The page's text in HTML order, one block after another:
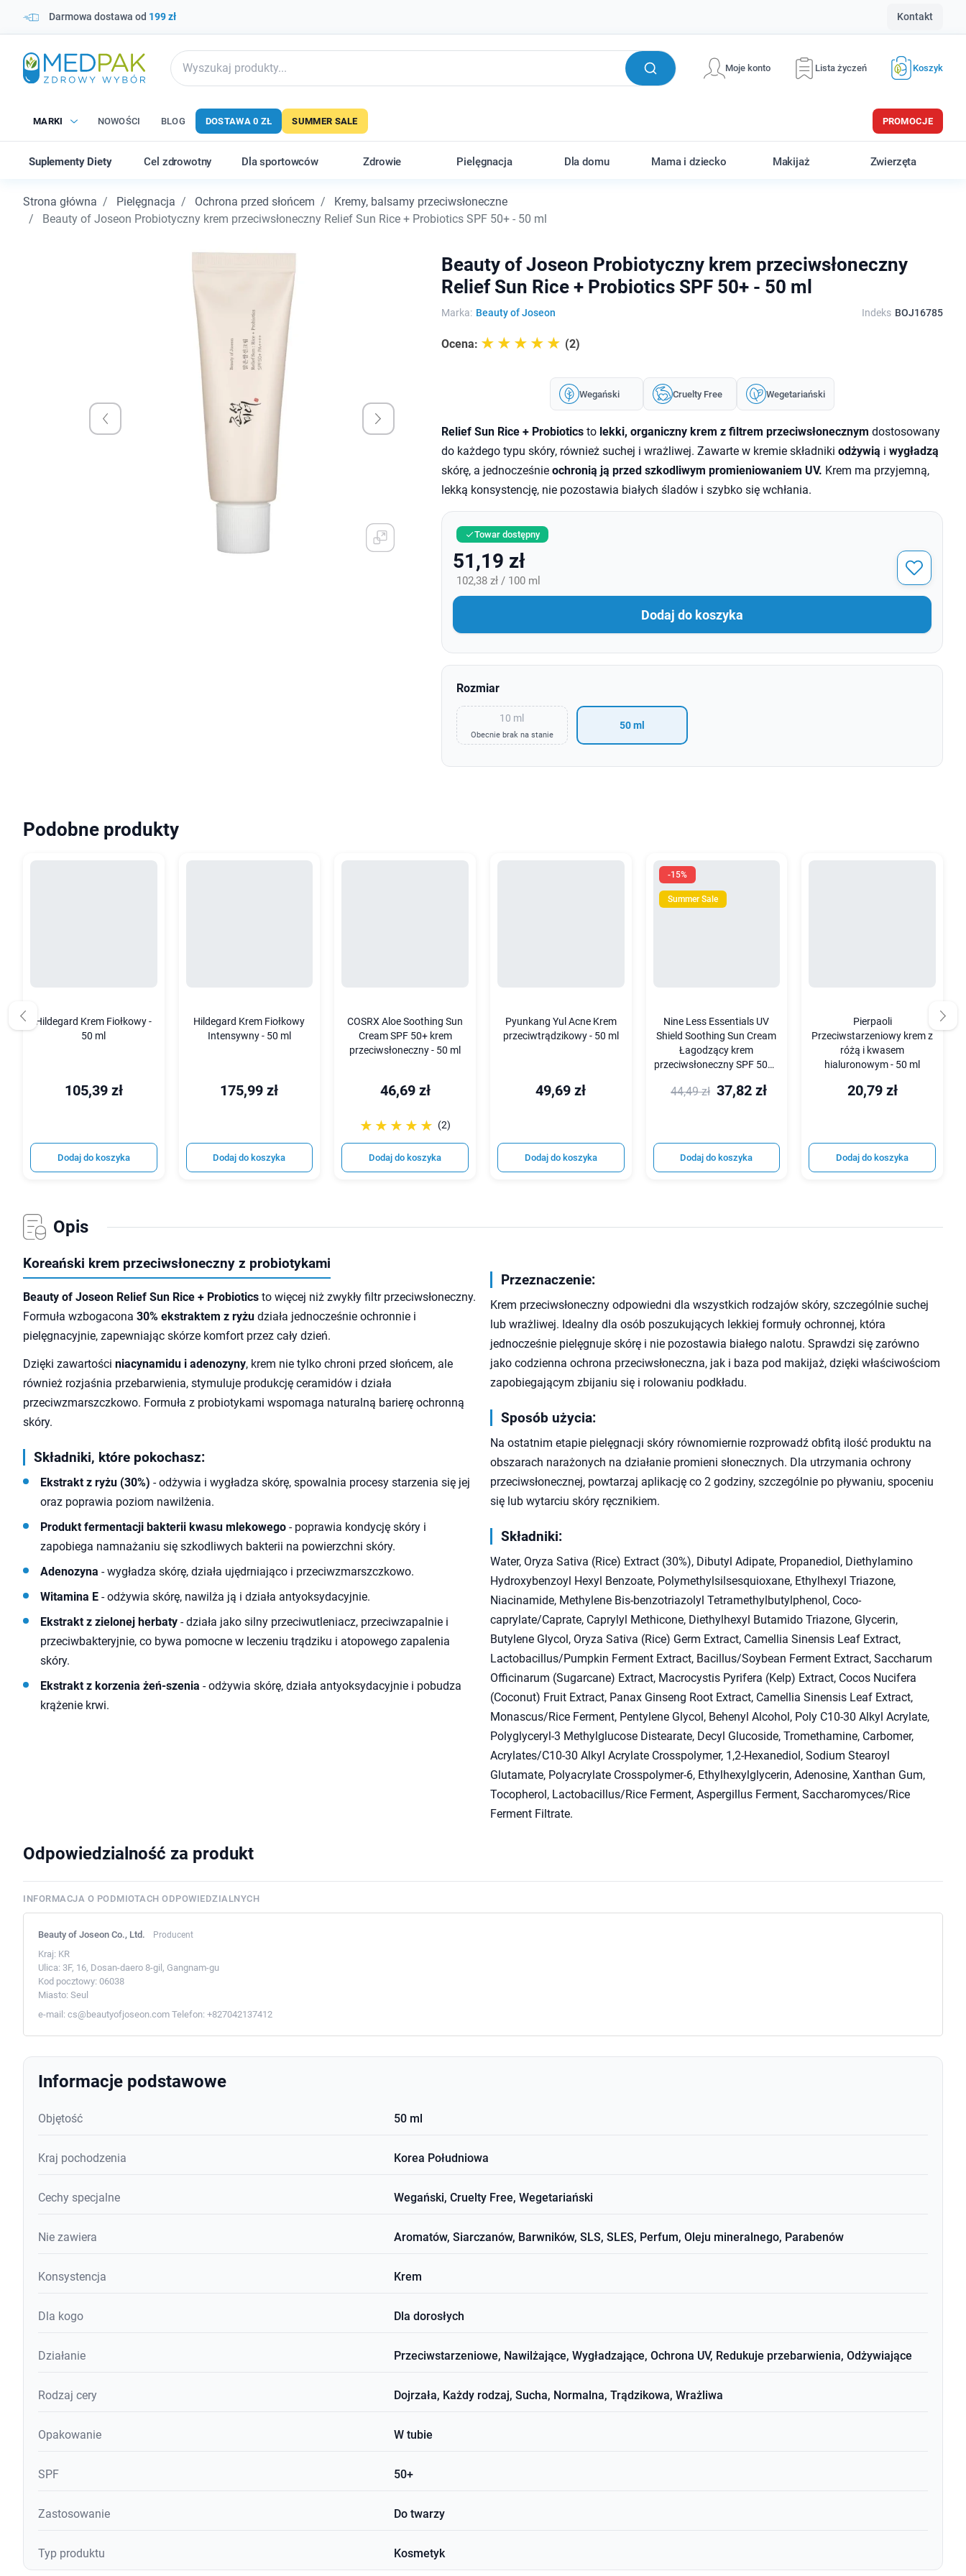
Darmowa dostawa od 199 zł Kontakt
Moje konto Lista życzeń Koszyk
MARKI NOWOŚCI BLOG DOSTAWA 0 ZŁ SUMMER SALE PROMOCJE
Suplementy Diety Cel zdrowotny Dla sportowców Zdrowie Pielęgnacja Dla domu Mama i dziecko Makijaż Zwierzęta
Strona główna Pielęgnacja Ochrona przed słońcem
Kremy, balsamy przeciwsłoneczne
Beauty of Joseon Probiotyczny krem przeciwsłoneczny Relief Sun Rice + Probiotics SPF 50+ - 50 ml
Beauty of Joseon Probiotyczny krem przeciwsłoneczny
Relief Sun Rice + Probiotics SPF 50+ - 50 ml
Marka: Beauty of Joseon Indeks BOJ16785
Ocena: ☆☆☆☆☆
★★★★★ (2)
Wegański Cruelty Free Wegetariański
Relief Sun Rice + Probioticsto lekki, organiczny krem z filtrem przeciwsłonecznym dostosowany
do każdego typu skóry, również suchej i wrażliwej. Zawarte w kremie składniki odżywią i wygładzą
skórę, a jednocześnie ochronią ją przed szkodliwym promieniowaniem UV. Krem ma przyjemną,
lekką konsystencję, nie pozostawia białych śladów i szybko się wchłania.
Towar dostępny
51,19 zł
102,38 zł / 100 ml
Dodaj do koszyka
Rozmiar
10 ml
Obecnie brak na stanie
50 ml
Podobne produkty
Hildegard Krem Fiołkowy -
50 ml
105,39 zł
Dodaj do koszyka
Hildegard Krem Fiołkowy
Intensywny - 50 ml
175,99 zł
Dodaj do koszyka
COSRX Aloe Soothing Sun
Cream SPF 50+ krem
przeciwsłoneczny - 50 ml
46,69 zł
☆☆☆☆☆
★★★★★ (2)
Dodaj do koszyka
Pyunkang Yul Acne Krem
przeciwtrądzikowy - 50 ml
49,69 zł
Dodaj do koszyka
-15%
Summer Sale
Nine Less Essentials UV
Shield Soothing Sun Cream
Łagodzący krem
przeciwsłoneczny SPF 50+ -
44,49 zł 37,82 zł
Dodaj do koszyka
Pierpaoli
Przeciwstarzeniowy krem z
różą i kwasem
hialuronowym - 50 ml
20,79 zł
Dodaj do koszyka
Opis
Koreański krem przeciwsłoneczny z probiotykami
Beauty of Joseon Relief Sun Rice + Probiotics to więcej niż zwykły filtr przeciwsłoneczny.
Formuła wzbogacona 30% ekstraktem z ryżu działa jednocześnie ochronnie i
pielęgnacyjnie, zapewniając skórze komfort przez cały dzień.
Dzięki zawartości niacynamidu i adenozyny, krem nie tylko chroni przed słońcem, ale
również rozjaśnia przebarwienia, stymuluje produkcję ceramidów i działa
przeciwzmarszczkowo. Formuła z probiotykami wspomaga naturalną barierę ochronną
skóry.
Składniki, które pokochasz:
Ekstrakt z ryżu (30%) - odżywia i wygładza skórę, spowalnia procesy starzenia się jej
oraz poprawia poziom nawilżenia.
Produkt fermentacji bakterii kwasu mlekowego - poprawia kondycję skóry i
zapobiega namnażaniu się szkodliwych bakterii na powierzchni skóry.
Adenozyna - wygładza skórę, działa ujędrniająco i przeciwzmarszczkowo.
Witamina E - odżywia skórę, nawilża ją i działa antyoksydacyjnie.
Ekstrakt z zielonej herbaty - działa jako silny przeciwutleniacz, przeciwzapalnie i
przeciwbakteryjnie, co bywa pomocne w leczeniu trądziku i atopowego zapalenia
skóry.
Ekstrakt z korzenia żeń-szenia - odżywia skórę, działa antyoksydacyjnie i pobudza
krążenie krwi.
Przeznaczenie:
Krem przeciwsłoneczny odpowiedni dla wszystkich rodzajów skóry, szczególnie suchej
lub wrażliwej. Idealny dla osób poszukujących lekkiej formuły ochronnej, która
jednocześnie pielęgnuje skórę i nie pozostawia białego nalotu. Sprawdzi się zarówno
jako codzienna ochrona przeciwsłoneczna, jak i baza pod makijaż, dzięki właściwościom
zapobiegającym zbijaniu się i rolowaniu podkładu.
Sposób użycia:
Na ostatnim etapie pielęgnacji skóry równomiernie rozprowadź obfitą ilość produktu na
obszarach narażonych na działanie promieni słonecznych. Dla utrzymania ochrony
przeciwsłonecznej, powtarzaj aplikację co 2 godziny, szczególnie po pływaniu, spoceniu
się lub wytarciu skóry ręcznikiem.
Składniki:
Water, Oryza Sativa (Rice) Extract (30%), Dibutyl Adipate, Propanediol, Diethylamino
Hydroxybenzoyl Hexyl Benzoate, Polymethylsilsesquioxane, Ethylhexyl Triazone,
Niacinamide, Methylene Bis-benzotriazolyl Tetramethylbutylphenol, Coco-
caprylate/Caprate, Caprylyl Methicone, Diethylhexyl Butamido Triazone, Glycerin,
Butylene Glycol, Oryza Sativa (Rice) Germ Extract, Camellia Sinensis Leaf Extract,
Lactobacillus/Pumpkin Ferment Extract, Bacillus/Soybean Ferment Extract, Saccharum
Officinarum (Sugarcane) Extract, Macrocystis Pyrifera (Kelp) Extract, Cocos Nucifera
(Coconut) Fruit Extract, Panax Ginseng Root Extract, Camellia Sinensis Leaf Extract,
Monascus/Rice Ferment, Pentylene Glycol, Behenyl Alcohol, Poly C10-30 Alkyl Acrylate,
Polyglyceryl-3 Methylglucose Distearate, Decyl Glucoside, Tromethamine, Carbomer,
Acrylates/C10-30 Alkyl Acrylate Crosspolymer, 1,2-Hexanediol, Sodium Stearoyl
Glutamate, Polyacrylate Crosspolymer-6, Ethylhexylglycerin, Adenosine, Xanthan Gum,
Tocopherol, Lactobacillus/Rice Ferment, Aspergillus Ferment, Saccharomyces/Rice
Ferment Filtrate.
Odpowiedzialność za produkt
INFORMACJA O PODMIOTACH ODPOWIEDZIALNYCH
Beauty of Joseon Co., Ltd. Producent
Kraj: KR
Ulica: 3F, 16, Dosan-daero 8-gil, Gangnam-gu
Kod pocztowy: 06038
Miasto: Seul
e-mail: cs@beautyofjoseon.com Telefon: +827042137412
Informacje podstawowe
Objętość 50 ml
Kraj pochodzenia Korea Południowa
Cechy specjalne Wegański, Cruelty Free, Wegetariański
Nie zawiera Aromatów, Siarczanów, Barwników, SLS, SLES, Perfum, Oleju mineralnego, Parabenów
Konsystencja Krem
Dla kogo Dla dorosłych
Działanie Przeciwstarzeniowe, Nawilżające, Wygładzające, Ochrona UV, Redukuje przebarwienia, Odżywiające
Rodzaj cery Dojrzała, Każdy rodzaj, Sucha, Normalna, Trądzikowa, Wrażliwa
Opakowanie W tubie
SPF 50+
Zastosowanie Do twarzy
Typ produktu Kosmetyk